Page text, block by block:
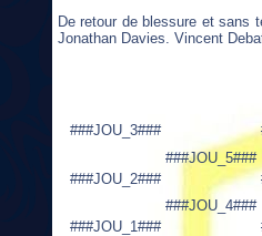
De retour de blessure et sans
Jonathan Davies. Vincent
###JOU_3###
###JOU_5###
###JOU_2###
###JOU_4###
###JOU_1###